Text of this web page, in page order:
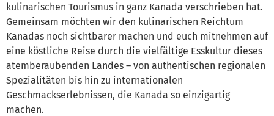
kulinarischen Tourismus in ganz Kanada verschrieben hat.
Gemeinsam möchten wir den kulinarischen Reichtum
Kanadas noch sichtbarer machen und euch mitnehmen auf
eine köstliche Reise durch die vielfältige Esskultur dieses
atemberaubenden Landes – von authentischen regionalen
Spezialitäten bis hin zu internationalen
Geschmackserlebnissen, die Kanada so einzigartig
machen.